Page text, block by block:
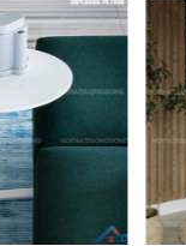
chi
75
-BCF 75 với